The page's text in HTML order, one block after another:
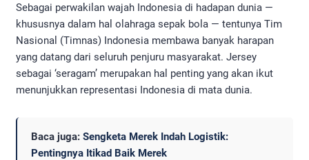
Sebagai perwakilan wajah Indonesia di hadapan dunia —
khususnya dalam hal olahraga sepak bola — tentunya Tim
Nasional (Timnas) Indonesia membawa banyak harapan
yang datang dari seluruh penjuru masyarakat. Jersey
sebagai ‘seragam’ merupakan hal penting yang akan ikut
menunjukkan representasi Indonesia di mata dunia.
Baca juga: Sengketa Merek Indah Logistik:
Pentingnya Itikad Baik Merek